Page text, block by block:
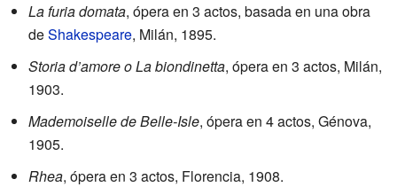
La furia domata, ópera en 3 actos, basada en una obra
deShakespeare, Milán, 1895.
Storia d’amore o La biondinetta, ópera en 3 actos, Milán,
1903.
Mademoiselle de Belle-Isle, ópera en 4 actos, Génova,
1905.
Rhea, ópera en 3 actos, Florencia, 1908.